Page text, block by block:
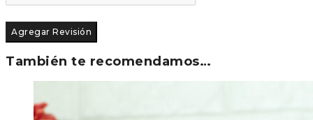
También te recomendamos…